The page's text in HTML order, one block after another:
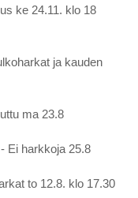
ke 24.11. klo 18
ja kauden
ma 23.8
Ei harkkoja 25.8
to 12.8. klo 17.30